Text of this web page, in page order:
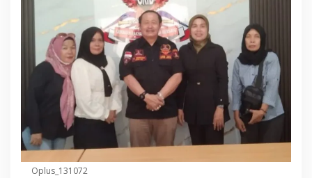
Oplus_131072